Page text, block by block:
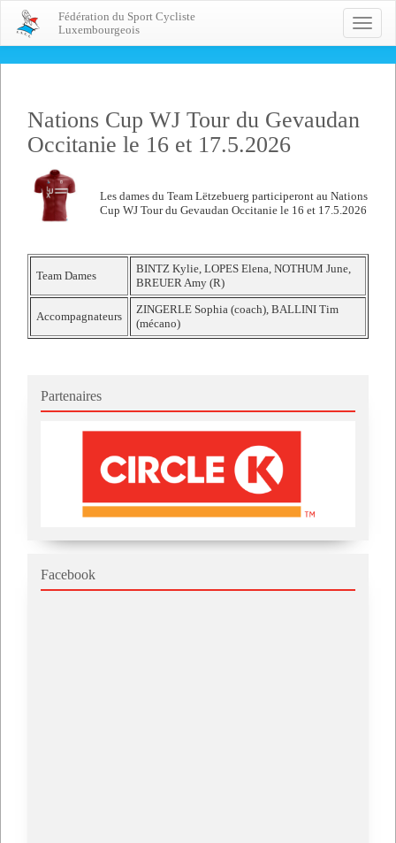
Toggle
Fédération du Sport Cycliste
Luxembourgeois
Nations Cup WJ Tour du Gevaudan
Occitanie le 16 et 17.5.2026
Les dames du Team Lëtzebuerg participeront au Nations
Cup WJ Tour du Gevaudan Occitanie le 16 et 17.5.2026
Team Dames
BINTZ Kylie, LOPES Elena, NOTHUM June,
BREUER Amy (R)
Accompagnateurs
ZINGERLE Sophia (coach), BALLINI Tim
(mécano)
Partenaires
Facebook